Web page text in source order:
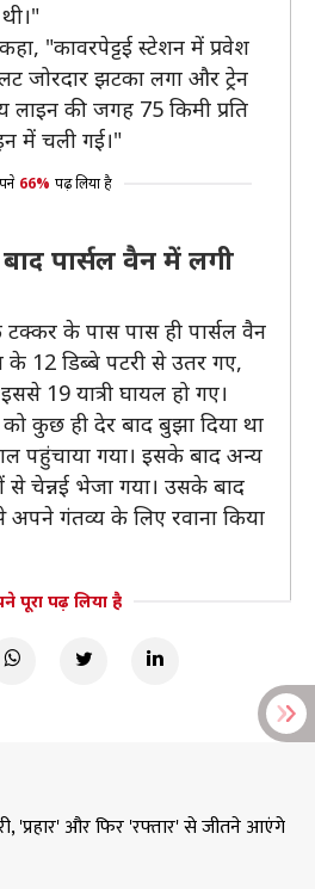
"कावरपेट्टई स्टेशन में प्रवेश
जोरदार झटका लगा और ट्रेन
की जगह 75 किमी प्रति
में चली गई।"
66% पढ़ लिया है
पार्सल वैन में लगी
के पास पास ही पार्सल वैन
12 डिब्बे पटरी से उतर गए,
19 यात्री घायल हो गए।
कुछ ही देर बाद बुझा दिया था
पहुंचाया गया। इसके बाद अन्य
से चेन्नई भेजा गया। उसके बाद
अपने गंतव्य के लिए रवाना किया
पूरा पढ़ लिया है
'प्रहार' और फिर 'रफ्तार' से जीतने आएंगे